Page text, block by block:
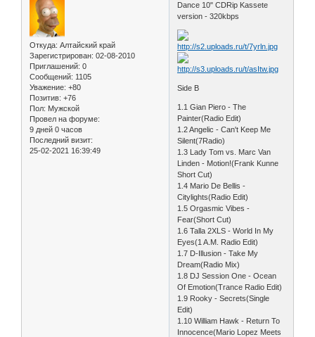
Откуда: Алтайский край
Зарегистрирован: 02-08-2010
Приглашений: 0
Сообщений: 1105
Уважение: +80
Позитив: +76
Пол: Мужской
Провел на форуме:
9 дней 0 часов
Последний визит:
25-02-2021 16:39:49
Dance 10" CDRip Kassete
version - 320kbps
Side B
1.1 Gian Piero - The
Painter(Radio Edit)
1.2 Angelic - Can't Keep Me
Silent(7Radio)
1.3 Lady Tom vs. Marc Van
Linden - Motion!(Frank Kunne
Short Cut)
1.4 Mario De Bellis -
Citylights(Radio Edit)
1.5 Orgasmic Vibes -
Fear(Short Cut)
1.6 Talla 2XLS - World In My
Eyes(1 A.M. Radio Edit)
1.7 D-Illusion - Take My
Dream(Radio Mix)
1.8 DJ Session One - Ocean
Of Emotion(Trance Radio Edit)
1.9 Rooky - Secrets(Single
Edit)
1.10 William Hawk - Return To
Innocence(Mario Lopez Meets